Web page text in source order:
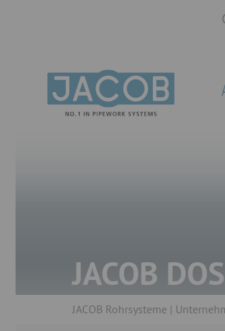
JACOB
JACOB Rohrsysteme